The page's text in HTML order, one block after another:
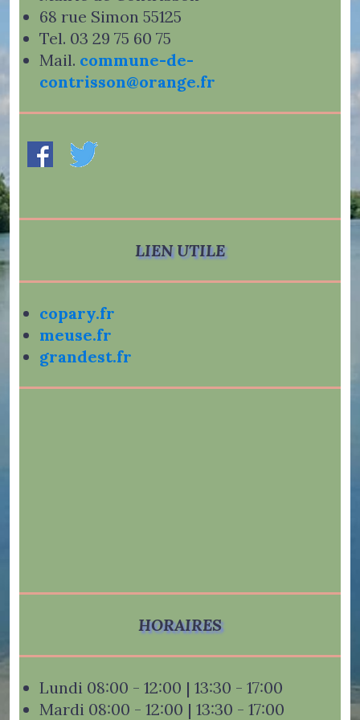
68 rue Simon 55125
Tel. 03 29 75 60 75
Mail. commune-de-
contrisson@orange.fr
LIEN UTILE
copary.fr
meuse.fr
grandest.fr
HORAIRES
Lundi 08:00 - 12:00 | 13:30 - 17:00
Mardi 08:00 - 12:00 | 13:30 - 17:00